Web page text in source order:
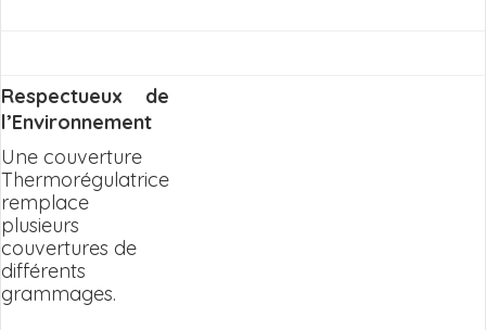
Respectueux de
l’Environnement
Une couverture
Thermorégulatrice
remplace
plusieurs
couvertures de
différents
grammages.